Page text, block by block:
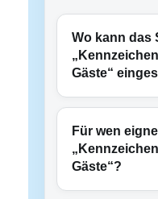
Wo kann das
Gäste“
Für wen
Gäste“?